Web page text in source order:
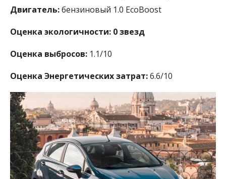
Двигатель:бензиновый 1.0 EcoBoost
Оценка экологичности: 0 звезд
Оценка выбросов: 1.1/10
Оценка Энергетических затрат:6.6/10